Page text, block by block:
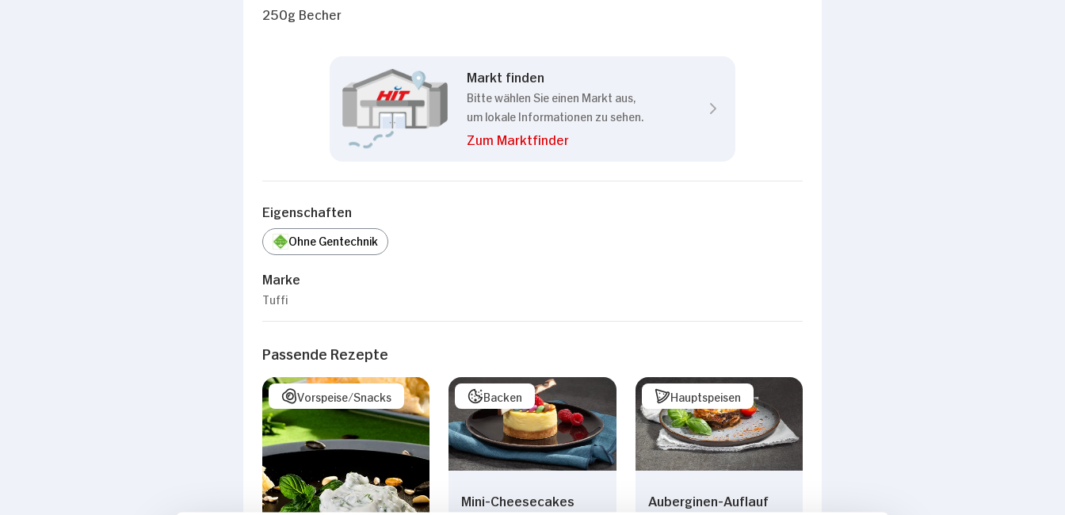
250g Becher
Markt finden
Bitte wählen Sie einen Markt aus,
um lokale Informationen zu sehen.
Zum Marktfinder
Eigenschaften
Ohne Gentechnik
Marke
Tuffi
Passende Rezepte
Vorspeise/Snacks Backen
Mini-Cheesecakes
Hauptspeisen
Auberginen-Auflauf